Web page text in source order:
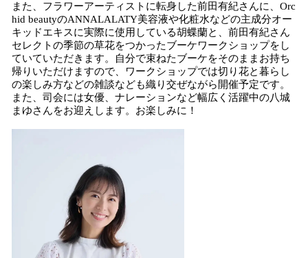
また、フラワーアーティストに転身した前田有紀さんに、Orc
hid beautyのANNALALATY美容液や化粧水などの主成分オー
キッドエキスに実際に使用している胡蝶蘭と、前田有紀さん
セレクトの季節の草花をつかったブーケワークショップをし
ていていただきます。自分で束ねたブーケをそのままお持ち
帰りいただけますので、ワークショップでは切り花と暮らし
の楽しみ方などの雑談なども織り交ぜながら開催予定です。
また、司会には女優、ナレーションなど幅広く活躍中の八城
まゆさんをお迎えします。お楽しみに！